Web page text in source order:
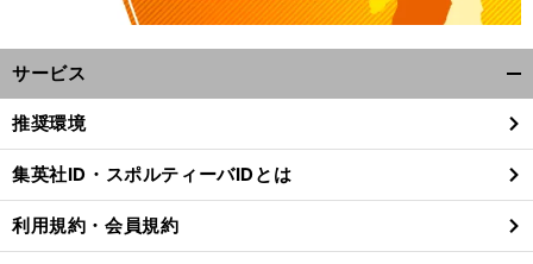
サービス
閉
る
推奨環境
集英社ID・スポルティーバIDとは
利用規約・会員規約